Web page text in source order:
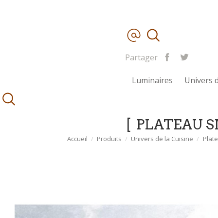
Partager
Luminaires Univers
PLATEAU
Accueil Produits Univers de la Cuisine